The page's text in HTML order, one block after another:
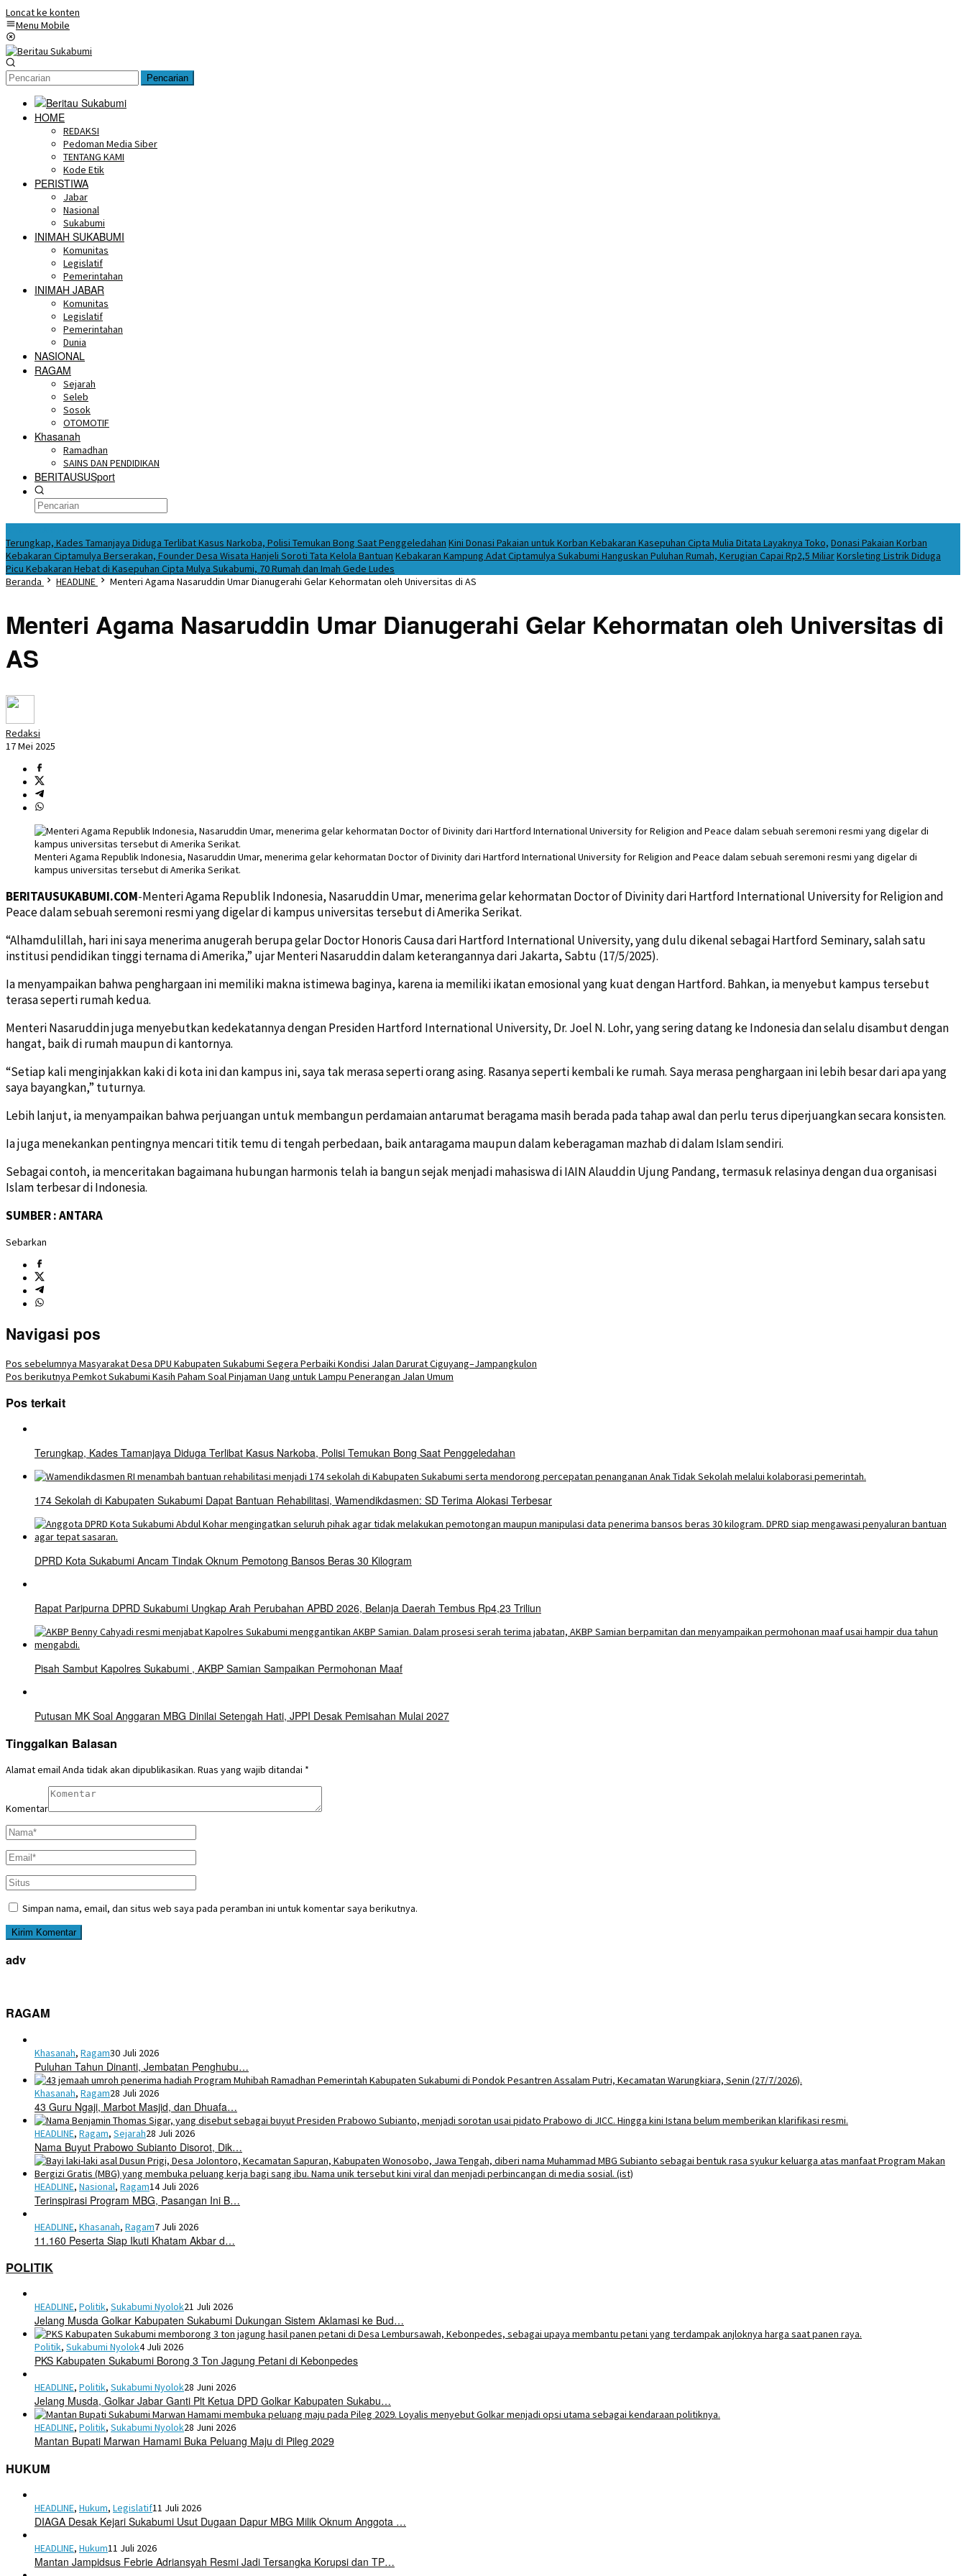
Loncat ke konten
Menu Mobile
Pencarian
HOME
REDAKSI
Pedoman Media Siber
TENTANG KAMI
Kode Etik
PERISTIWA
Jabar
Nasional
Sukabumi
INIMAH SUKABUMI
Komunitas
Legislatif
Pemerintahan
INIMAH JABAR
Komunitas
Legislatif
Pemerintahan
Dunia
NASIONAL
RAGAM
Sejarah
Seleb
Sosok
OTOMOTIF
Khasanah
Ramadhan
SAINS DAN PENDIDIKAN
BERITAUSUSport
Terungkap, Kades Tamanjaya Diduga Terlibat Kasus Narkoba, Polisi Temukan Bong Saat Penggeledahan Kini Donasi Pakaian untuk Korban Kebakaran Kasepuhan Cipta Mulia Ditata Layaknya Toko, Donasi Pakaian Korban
Kebakaran Ciptamulya Berserakan, Founder Desa Wisata Hanjeli Soroti Tata Kelola Bantuan Kebakaran Kampung Adat Ciptamulya Sukabumi Hanguskan Puluhan Rumah, Kerugian Capai Rp2,5 MiliarKorsleting Listrik Diduga
Picu Kebakaran Hebat di Kasepuhan Cipta Mulya Sukabumi, 70 Rumah dan Imah Gede Ludes
Beranda
HEADLINE Menteri Agama Nasaruddin Umar Dianugerahi Gelar Kehormatan oleh Universitas di AS
Menteri Agama Nasaruddin Umar Dianugerahi Gelar Kehormatan oleh Universitas di
AS
Redaksi
17 Mei 2025
Menteri Agama Republik Indonesia, Nasaruddin Umar, menerima gelar kehormatan Doctor of Divinity dari Hartford International University for Religion and Peace dalam sebuah seremoni resmi yang digelar di
kampus universitas tersebut di Amerika Serikat.
BERITAUSUKABUMI.COM-Menteri Agama Republik Indonesia, Nasaruddin Umar, menerima gelar kehormatan Doctor of Divinity dari Hartford International University for Religion and
Peace dalam sebuah seremoni resmi yang digelar di kampus universitas tersebut di Amerika Serikat.
“Alhamdulillah, hari ini saya menerima anugerah berupa gelar Doctor Honoris Causa dari Hartford International University, yang dulu dikenal sebagai Hartford Seminary, salah satu
institusi pendidikan tinggi ternama di Amerika,” ujar Menteri Nasaruddin dalam keterangannya dari Jakarta, Sabtu (17/5/2025).
Ia menyampaikan bahwa penghargaan ini memiliki makna istimewa baginya, karena ia memiliki ikatan emosional yang kuat dengan Hartford. Bahkan, ia menyebut kampus tersebut
terasa seperti rumah kedua.
Menteri Nasaruddin juga menyebutkan kedekatannya dengan Presiden Hartford International University, Dr. Joel N. Lohr, yang sering datang ke Indonesia dan selalu disambut dengan
hangat, baik di rumah maupun di kantornya.
“Setiap kali menginjakkan kaki di kota ini dan kampus ini, saya tak merasa seperti orang asing. Rasanya seperti kembali ke rumah. Saya merasa penghargaan ini lebih besar dari apa yang
saya bayangkan,” tuturnya.
Lebih lanjut, ia menyampaikan bahwa perjuangan untuk membangun perdamaian antarumat beragama masih berada pada tahap awal dan perlu terus diperjuangkan secara konsisten.
Ia juga menekankan pentingnya mencari titik temu di tengah perbedaan, baik antaragama maupun dalam keberagaman mazhab di dalam Islam sendiri.
Sebagai contoh, ia menceritakan bagaimana hubungan harmonis telah ia bangun sejak menjadi mahasiswa di IAIN Alauddin Ujung Pandang, termasuk relasinya dengan dua organisasi
Islam terbesar di Indonesia.
SUMBER : ANTARA
Sebarkan
Navigasi pos
Pos sebelumnya Masyarakat Desa DPU Kabupaten Sukabumi Segera Perbaiki Kondisi Jalan Darurat Ciguyang–Jampangkulon
Pos berikutnya Pemkot Sukabumi Kasih Paham Soal Pinjaman Uang untuk Lampu Penerangan Jalan Umum
Pos terkait
Terungkap, Kades Tamanjaya Diduga Terlibat Kasus Narkoba, Polisi Temukan Bong Saat Penggeledahan
174 Sekolah di Kabupaten Sukabumi Dapat Bantuan Rehabilitasi, Wamendikdasmen: SD Terima Alokasi Terbesar
DPRD Kota Sukabumi Ancam Tindak Oknum Pemotong Bansos Beras 30 Kilogram
Rapat Paripurna DPRD Sukabumi Ungkap Arah Perubahan APBD 2026, Belanja Daerah Tembus Rp4,23 Triliun
Pisah Sambut Kapolres Sukabumi , AKBP Samian Sampaikan Permohonan Maaf
Putusan MK Soal Anggaran MBG Dinilai Setengah Hati, JPPI Desak Pemisahan Mulai 2027
Tinggalkan Balasan
Alamat email Anda tidak akan dipublikasikan. Ruas yang wajib ditandai *
Komentar
Simpan nama, email, dan situs web saya pada peramban ini untuk komentar saya berikutnya.
adv
RAGAM
Khasanah, Ragam30 Juli 2026
Puluhan Tahun Dinanti, Jembatan Penghubu…
Khasanah, Ragam28 Juli 2026
43 Guru Ngaji, Marbot Masjid, dan Dhuafa…
HEADLINE, Ragam, Sejarah28 Juli 2026
Nama Buyut Prabowo Subianto Disorot, Dik…
HEADLINE, Nasional, Ragam14 Juli 2026
Terinspirasi Program MBG, Pasangan Ini B…
HEADLINE, Khasanah, Ragam7 Juli 2026
11.160 Peserta Siap Ikuti Khatam Akbar d…
POLITIK
HEADLINE, Politik, Sukabumi Nyolok21 Juli 2026
Jelang Musda Golkar Kabupaten Sukabumi Dukungan Sistem Aklamasi ke Bud…
Politik, Sukabumi Nyolok4 Juli 2026
PKS Kabupaten Sukabumi Borong 3 Ton Jagung Petani di Kebonpedes
HEADLINE, Politik, Sukabumi Nyolok28 Juni 2026
Jelang Musda, Golkar Jabar Ganti Plt Ketua DPD Golkar Kabupaten Sukabu…
HEADLINE, Politik, Sukabumi Nyolok28 Juni 2026
Mantan Bupati Marwan Hamami Buka Peluang Maju di Pileg 2029
HUKUM
HEADLINE, Hukum, Legislatif11 Juli 2026
DIAGA Desak Kejari Sukabumi Usut Dugaan Dapur MBG Milik Oknum Anggota …
HEADLINE, Hukum11 Juli 2026
Mantan Jampidsus Febrie Adriansyah Resmi Jadi Tersangka Korupsi dan TP…